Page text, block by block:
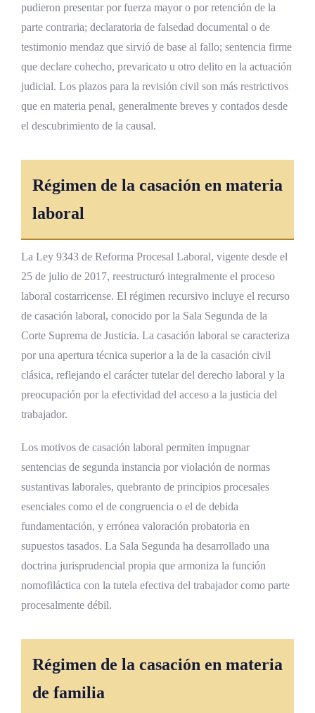
pudieron presentar por fuerza mayor o por retención de la
parte contraria; declaratoria de falsedad documental o de
testimonio mendaz que sirvió de base al fallo; sentencia firme
que declare cohecho, prevaricato u otro delito en la actuación
judicial. Los plazos para la revisión civil son más restrictivos
que en materia penal, generalmente breves y contados desde
el descubrimiento de la causal.
Régimen de la casación en materia
laboral
La Ley 9343 de Reforma Procesal Laboral, vigente desde el
25 de julio de 2017, reestructuró integralmente el proceso
laboral costarricense. El régimen recursivo incluye el recurso
de casación laboral, conocido por la Sala Segunda de la
Corte Suprema de Justicia. La casación laboral se caracteriza
por una apertura técnica superior a la de la casación civil
clásica, reflejando el carácter tutelar del derecho laboral y la
preocupación por la efectividad del acceso a la justicia del
trabajador.
Los motivos de casación laboral permiten impugnar
sentencias de segunda instancia por violación de normas
sustantivas laborales, quebranto de principios procesales
esenciales como el de congruencia o el de debida
fundamentación, y errónea valoración probatoria en
supuestos tasados. La Sala Segunda ha desarrollado una
doctrina jurisprudencial propia que armoniza la función
nomofiláctica con la tutela efectiva del trabajador como parte
procesalmente débil.
Régimen de la casación en materia
de familia